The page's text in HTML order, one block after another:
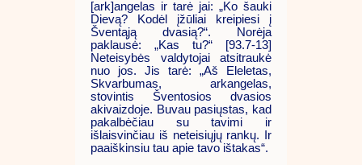
[ark]angelas ir tarė jai: „Ko šauki
Dievą? Kodėl įžūliai kreipiesi į
Šventąją dvasią?“. Norėja
paklausė: „Kas tu?“ [93.7-13]
Neteisybės valdytojai atsitraukė
nuo jos. Jis tarė: „Aš Eleletas,
Skvarbumas, arkangelas,
stovintis Šventosios dvasios
akivaizdoje. Buvau pasiųstas, kad
pakalbėčiau su tavimi ir
išlaisvinčiau iš neteisiųjų rankų. Ir
paaiškinsiu tau apie tavo ištakas“.